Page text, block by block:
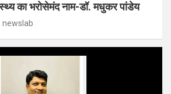
का भरोसेमंद नाम-डॉ. मधुकर पांडेय
newslab